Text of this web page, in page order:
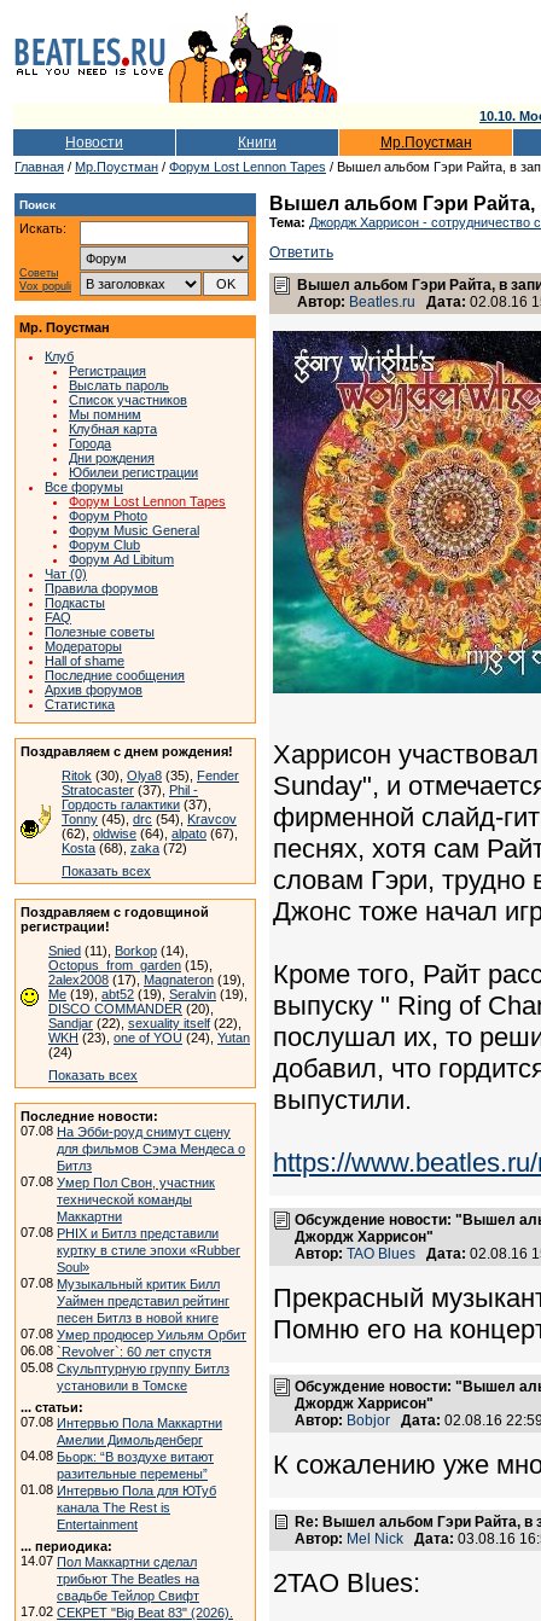
10.10.
Новости Книги Мр.Поустман
Главная / Мр.Поустман / Форум Lost Lennon Tapes / Вышел альбом Гэри Райта, в
Поиск
Искать:
Советы
Vox populi
Мр. Поустман
Клуб
Регистрация
Выслать пароль
Список участников
Мы помним
Клубная карта
Города
Дни рождения
Юбилеи регистрации
Все форумы
Форум Lost Lennon Tapes
Форум Photo
Форум Music General
Форум Club
Форум Ad Libitum
Чат (0)
Правила форумов
Подкасты
FAQ
Полезные советы
Модераторы
Hall of shame
Последние сообщения
Архив форумов
Статистика
Поздравляем с днем рождения!
Ritok (30), Olya8 (35), Fender
Stratocaster (37), Phil -
Гордость галактики (37),
Tonny (45), drc (54), Kravcov
(62), oldwise (64), alpato (67),
Kosta (68), zaka (72)
Показать всех
Поздравляем с годовщиной
регистрации!
Snied (11), Borkop (14),
Octopus_from_garden (15),
2alex2008 (17), Magnateron (19),
Me (19), abt52 (19), Seralvin (19),
DISCO COMMANDER (20),
Sandjar (22), sexuality itself (22),
WKH (23), one of YOU (24), Yutan
(24)
Показать всех
Последние новости:
07.08 На Эбби-роуд снимут сцену
для фильмов Сэма Мендеса о
Битлз
07.08 Умер Пол Свон, участник
технической команды
Маккартни
07.08 PHIX и Битлз представили
куртку в стиле эпохи «Rubber
Soul»
07.08 Музыкальный критик Билл
Уаймен представил рейтинг
песен Битлз в новой книге
07.08 Умер продюсер Уильям Орбит
06.08 `Revolver`: 60 лет спустя
05.08 Скульптурную группу Битлз
установили в Томске
... статьи:
07.08 Интервью Пола Маккартни
Амелии Димольденберг
04.08 Бьорк: “В воздухе витают
разительные перемены”
01.08 Интервью Пола для ЮТуб
канала The Rest is
Entertainment
... периодика:
14.07 Пол Маккартни сделал
трибьют The Beatles на
свадьбе Тейлор Свифт
17.02 СЕКРЕТ "Big Beat 83" (2026).
Вышел альбом Гэри Райта,
Тема: Джордж Харрисон - сотрудничество
Ответить
Вышел альбом Гэри Райта, в
Автор: Beatles.ru Дата: 02.08.16
Харрисон
Sunday", и
фирменной слайд-
песнях, хотя сам
словам Гэри, трудно
Джонс тоже начал
Кроме того, Райт
выпуску " Ring of
послушал их, то
добавил, что
выпустили.
https://
Обсуждение новости: "Вышел
Джордж Харрисон"
Автор: TAO Blues Дата: 02.08.16
Прекрасный
Помню его на
Обсуждение новости: "Вышел
Джордж Харрисон"
Автор: Bobjor Дата: 02.08.16
К сожалению уже
Re: Вышел альбом Гэри Райта, в
Автор: Mel Nick Дата: 03.08.16
2TAO Blues: